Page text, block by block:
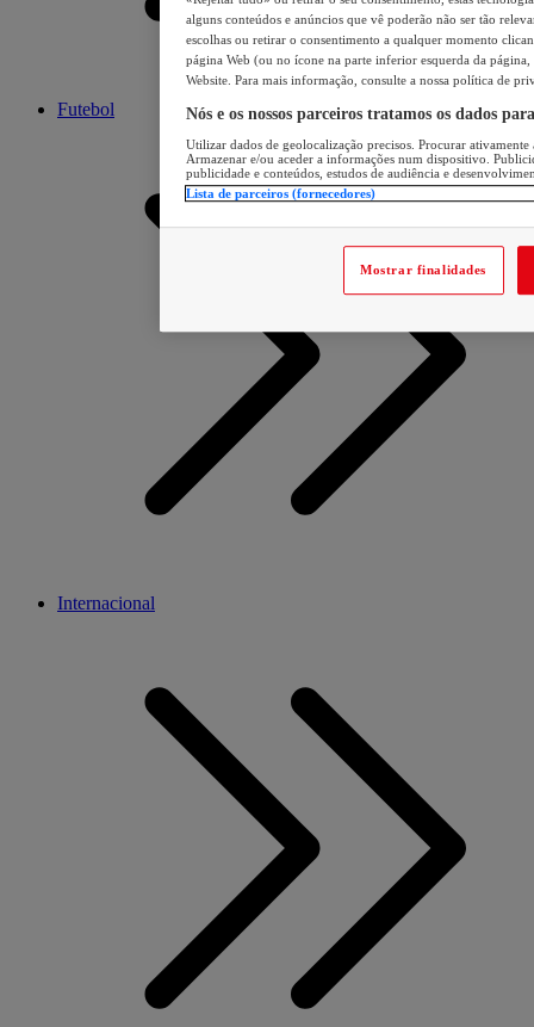
Futebol
Internacional
alguns conteúdos e anúncios que vê poderão não ser tão
escolhas ou retirar o consentimento a qualquer momento
página Web (ou no ícone na parte inferior esquerda da página,
Website. Para mais informação, consulte a nossa política de
Nós e os nossos parceiros tratamos os dados
Utilizar dados de geolocalização precisos. Procurar
Armazenar e/ou aceder a informações num dispositivo.
publicidade e conteúdos, estudos de audiência e
Lista de parceiros (fornecedores)
Mostrar finalidades